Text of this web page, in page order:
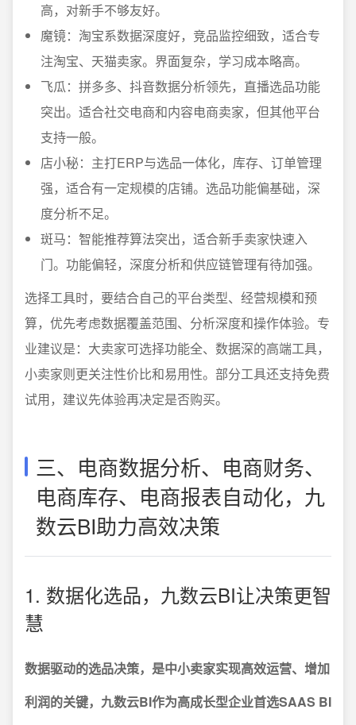
高，对新手不够友好。
魔镜：淘宝系数据深度好，竞品监控细致，适合专
注淘宝、天猫卖家。界面复杂，学习成本略高。
飞瓜：拼多多、抖音数据分析领先，直播选品功能
突出。适合社交电商和内容电商卖家，但其他平台
支持一般。
店小秘：主打ERP与选品一体化，库存、订单管理
强，适合有一定规模的店铺。选品功能偏基础，深
度分析不足。
斑马：智能推荐算法突出，适合新手卖家快速入
门。功能偏轻，深度分析和供应链管理有待加强。
选择工具时，要结合自己的平台类型、经营规模和预
算，优先考虑数据覆盖范围、分析深度和操作体验。专
业建议是：大卖家可选择功能全、数据深的高端工具，
小卖家则更关注性价比和易用性。部分工具还支持免费
试用，建议先体验再决定是否购买。
三、电商数据分析、电商财务、
电商库存、电商报表自动化，九
数云BI助力高效决策
1. 数据化选品，九数云BI让决策更智
慧
数据驱动的选品决策，是中小卖家实现高效运营、增加
利润的关键，九数云BI作为高成长型企业首选SAAS BI